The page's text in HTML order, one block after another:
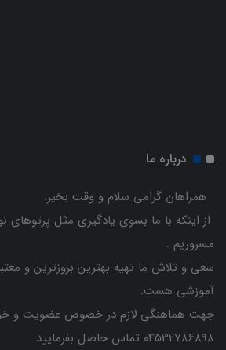
درباره ما
همراهان گرامی سلام و وقت بخیر.
از اینکه با ما بسوی یادگیری مثل
مسروریم .
سعی و تلاش ما تهیه بهترین بروزترین و
آموزشی هست.
جهت هماهنگی لازم در خصوص عضویت و
04532786898 تماس حاصل بفرمایید.